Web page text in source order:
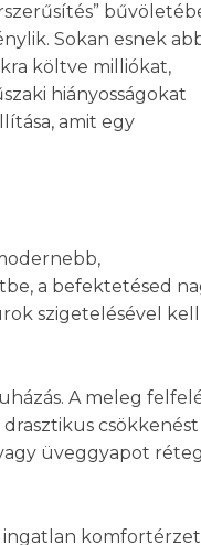
Sokan esnek
költve milliókat,
hiányosságokat
amit egy
a befektetésed
szigetelésével kell
A meleg
csökkenést
üveggyapot réteg
ingatlan